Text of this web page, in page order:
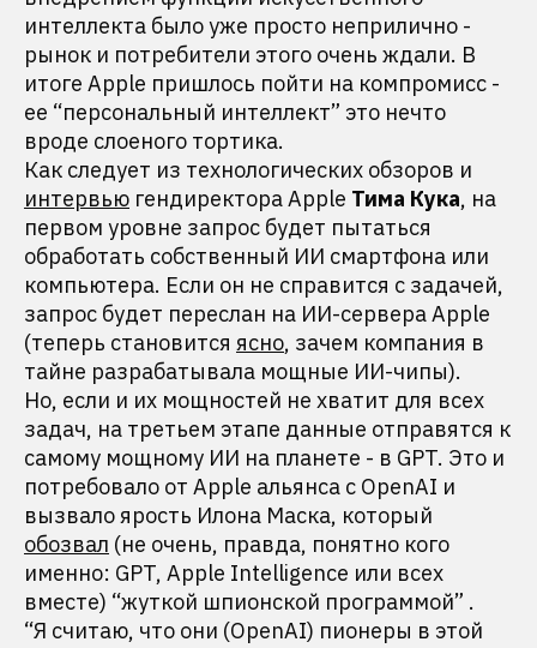
интеллекта было уже просто неприлично -
рынок и потребители этого очень ждали. В
итоге Apple пришлось пойти на компромисс -
ее “персональный интеллект” это нечто
вроде слоеного тортика.
Как следует из технологических обзоров и
интервью гендиректора Apple Тима Кука, на
первом уровне запрос будет пытаться
обработать собственный ИИ смартфона или
компьютера. Если он не справится с задачей,
запрос будет переслан на ИИ-сервера Apple
(теперь становится ясно, зачем компания в
тайне разрабатывала мощные ИИ-чипы).
Но, если и их мощностей не хватит для всех
задач, на третьем этапе данные отправятся к
самому мощному ИИ на планете - в GPT. Это и
потребовало от Apple альянса с OpenAI и
вызвало ярость Илона Маска, который
обозвал (не очень, правда, понятно кого
именно: GPT, Apple Intelligence или всех
вместе) “жуткой шпионской программой” .
“Я считаю, что они (OpenAI) пионеры в этой